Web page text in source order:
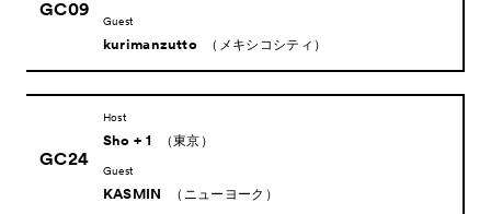
GC09
Guest
kurimanzutto （メキシコシティ）
GC24
Host
Sho + 1 （東京）
Guest
KASMIN （ニューヨーク）